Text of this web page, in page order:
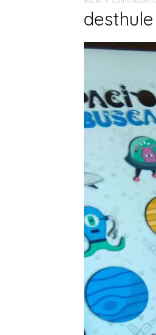
desthule